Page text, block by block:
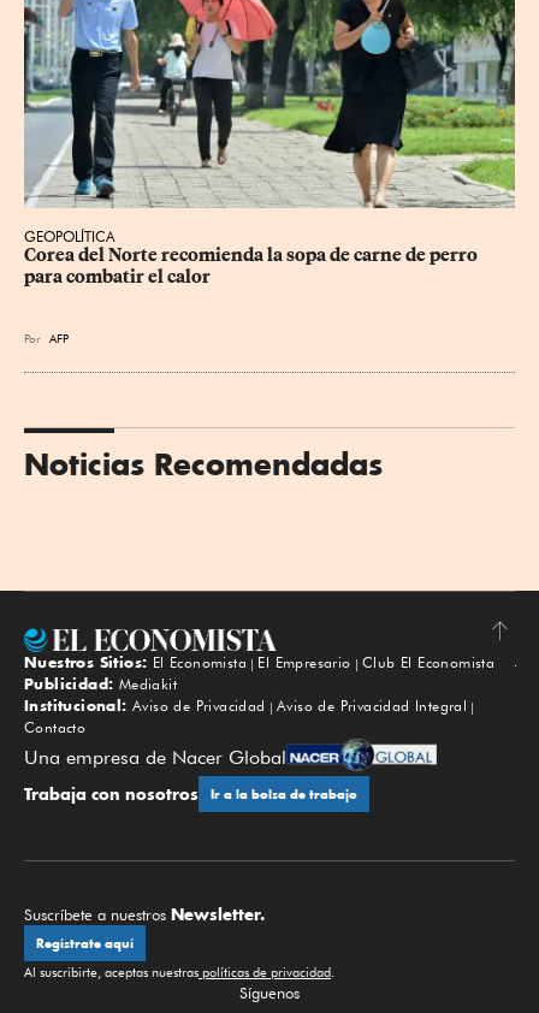
GEOPOLÍTICA
Corea del Norte recomienda la sopa de carne de perro
para combatir el calor
Por AFP
Noticias Recomendadas
Subir
Nuestros Sitios: El Economista El Empresario
Club El Economista
Publicidad: Mediakit
Institucional: Aviso de Privacidad
Aviso de Privacidad Integral
Contacto
Una empresa de Nacer Global
Trabaja con nosotros Ir a la bolsa de trabajo
Suscríbete a nuestros Newsletter.
Regístrate aquí
Al suscribirte, aceptas nuestras políticas de privacidad.
Síguenos